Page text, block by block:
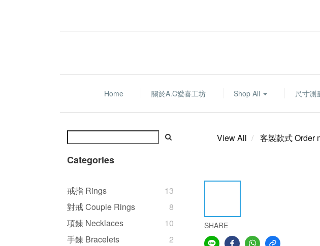
Home 關於A.C愛喜工坊 Shop All 尺寸測
Categories
戒指 Rings
13
對戒 Couple Rings
8
項鍊 Necklaces
10
手鍊 Bracelets
2
View All 客製款式 Order
SHARE